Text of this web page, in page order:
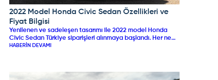
HONDA
2022 Model Honda Civic Sedan Özellikleri ve
Fiyat Bilgisi
Yenilenen ve sadeleşen tasarımı ile 2022 model Honda
Civic Sedan Türkiye siparişleri alınmaya başlandı. Her ne
kadar 2022 yılının Ekim ayından önce yollara düşmez gibi
HABERIN DEVAMI